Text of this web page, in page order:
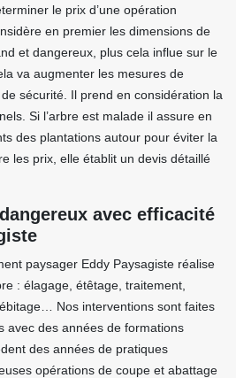
le prix d’une opération
en premier les dimensions de
et dangereux, plus cela influe sur le
va augmenter les mesures de
sécurité. Il prend en considération la
Si l’arbre est malade il assure en
des plantations autour pour éviter la
les prix, elle établit un devis détaillé
avec efficacité
paysager Eddy Paysagiste réalise
: élagage, étêtage, traitement,
Nos interventions sont faites
avec des années de formations
des années de pratiques
opérations de coupe et abattage